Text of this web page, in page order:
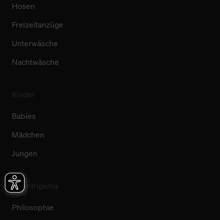
Hosen
Freizeitanzüge
Unterwäsche
Nachtwäsche
Babies
Mädchen
Jungen
Über trigema
Philosophie